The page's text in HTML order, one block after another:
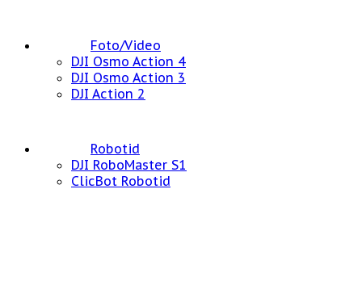
Foto/Video
DJI Osmo Action 4
DJI Osmo Action 3
DJI Action 2
Robotid
DJI RoboMaster S1
ClicBot Robotid